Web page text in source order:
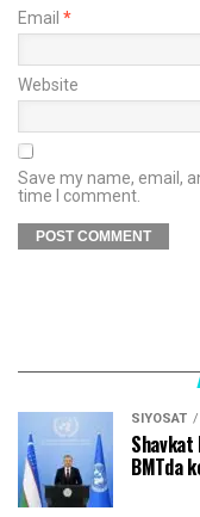
Email *
Website
Save my name, email,
time I comment.
SIYOSAT
BMTda